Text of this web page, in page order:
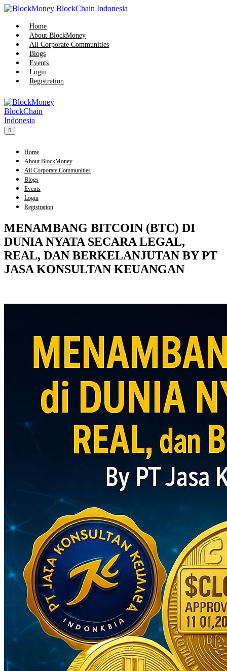
Skip
content
Home
About BlockMoney
All Corporate Communities
Blogs
Events
Login
Registration
Menu
Home
About BlockMoney
All Corporate Communities
Blogs
Events
Login
Registration
MENAMBANG BITCOIN (BTC) DI
DUNIA NYATA SECARA LEGAL,
REAL, DAN BERKELANJUTAN BY PT
JASA KONSULTAN KEUANGAN